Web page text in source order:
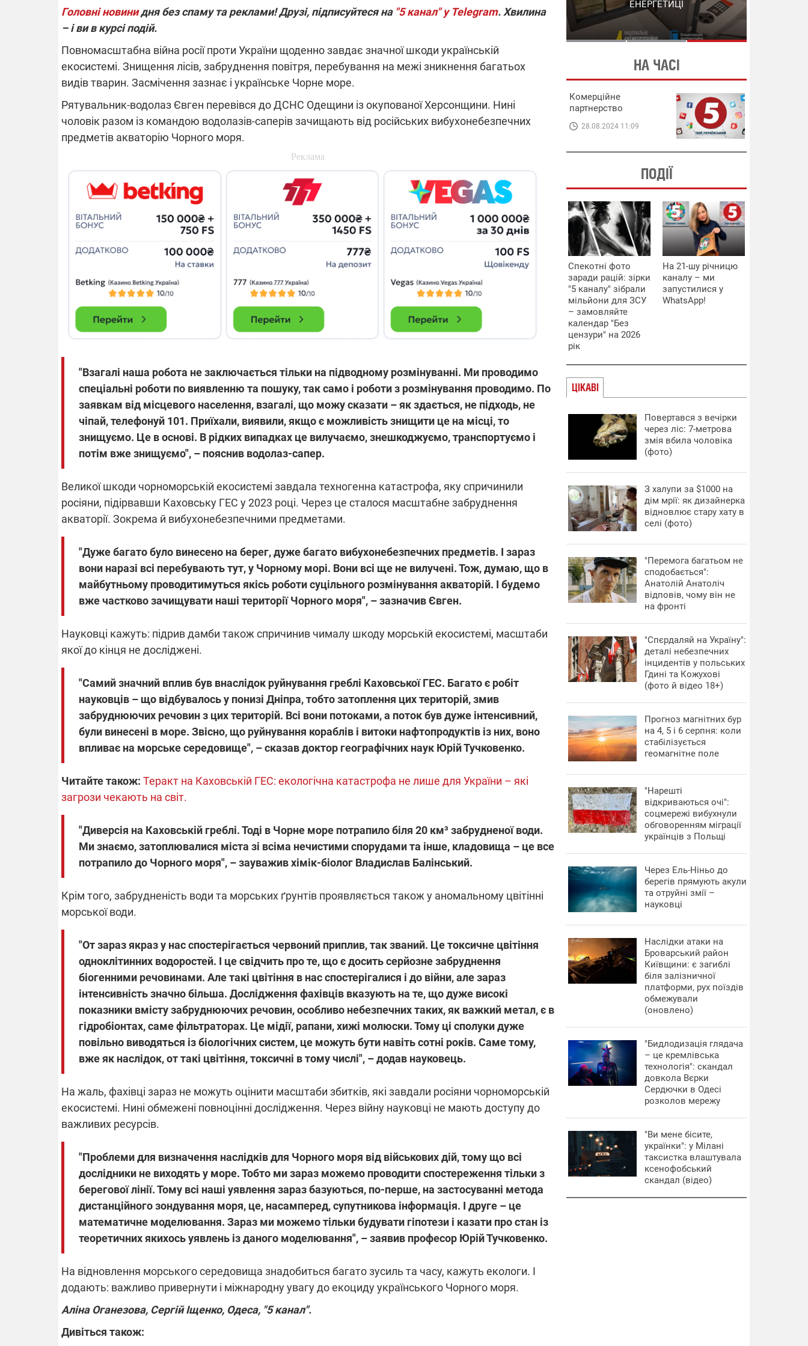
Головні новинидня без спаму та реклами! Друзі, підписуйтеся на "5 канал" у Telegram. Хвилина
– і ви в курсі подій.
Повномасштабна війна росії проти України щоденно завдає значної шкоди українській
екосистемі. Знищення лісів, забруднення повітря, перебування на межі зникнення багатьох
видів тварин. Засмічення зазнає і українське Чорне море.
Рятувальник-водолаз Євген перевівся до ДСНС Одещини із окупованої Херсонщини. Нині
чоловік разом із командою водолазів-саперів зачищають від російських вибухонебезпечних
предметів акваторію Чорного моря.
"Взагалі наша робота не заключається тільки на підводному розмінуванні. Ми проводимо
спеціальні роботи по виявленню та пошуку, так само і роботи з розмінування проводимо. По
заявкам від місцевого населення, взагалі, що можу сказати – як здається, не підходь, не
чіпай, телефонуй 101. Приїхали, виявили, якщо є можливість знищити це на місці, то
знищуємо. Це в основі. В рідких випадках це вилучаємо, знешкоджуємо, транспортуємо і
потім вже знищуємо", – пояснив водолаз-сапер.
Великої шкоди чорноморській екосистемі завдала техногенна катастрофа, яку спричинили
росіяни, підірвавши Каховську ГЕС у 2023 році. Через це сталося масштабне забруднення
акваторії. Зокрема й вибухонебезпечними предметами.
"Дуже багато було винесено на берег, дуже багато вибухонебезпечних предметів. І зараз
вони наразі всі перебувають тут, у Чорному морі. Вони всі ще не вилучені. Тож, думаю, що в
майбутньому проводитимуться якісь роботи суцільного розмінування акваторій. І будемо
вже частково зачищувати наші території Чорного моря", – зазначив Євген.
Науковці кажуть: підрив дамби також спричинив чималу шкоду морській екосистемі, масштаби
якої до кінця не досліджені.
"Самий значний вплив був внаслідок руйнування греблі Каховської ГЕС. Багато є робіт
науковців – що відбувалось у понизі Дніпра, тобто затоплення цих територій, змив
забруднюючих речовин з цих територій. Всі вони потоками, а поток був дуже інтенсивний,
були винесені в море. Звісно, що руйнування кораблів і витоки нафтопродуктів із них, воно
впливає на морське середовище", – сказав доктор географічних наук Юрій Тучковенко.
Читайте також: Теракт на Каховській ГЕС: екологічна катастрофа не лише для України – які
загрози чекають на світ.
"Диверсія на Каховській греблі. Тоді в Чорне море потрапило біля 20 км³ забрудненої води.
Ми знаємо, затоплювалися міста зі всіма нечистими спорудами та інше, кладовища – це все
потрапило до Чорного моря", – зауважив хімік-біолог Владислав Балінський.
Крім того, забрудненість води та морських ґрунтів проявляється також у аномальному цвітінні
морської води.
"От зараз якраз у нас спостерігається червоний приплив, так званий. Це токсичне цвітіння
одноклітинних водоростей. І це свідчить про те, що є досить серйозне забруднення
біогенними речовинами. Але такі цвітіння в нас спостерігалися і до війни, але зараз
інтенсивність значно більша. Дослідження фахівців вказують на те, що дуже високі
показники вмісту забруднюючих речовин, особливо небезпечних таких, як важкий метал, є в
гідробіонтах, саме фільтраторах. Це мідії, рапани, хижі молюски. Тому ці сполуки дуже
повільно виводяться із біологічних систем, це можуть бути навіть сотні років. Саме тому,
вже як наслідок, от такі цвітіння, токсичні в тому числі", – додав науковець.
На жаль, фахівці зараз не можуть оцінити масштаби збитків, які завдали росіяни чорноморській
екосистемі. Нині обмежені повноцінні дослідження. Через війну науковці не мають доступу до
важливих ресурсів.
"Проблеми для визначення наслідків для Чорного моря від військових дій, тому що всі
дослідники не виходять у море. Тобто ми зараз можемо проводити спостереження тільки з
берегової лінії. Тому всі наші уявлення зараз базуються, по-перше, на застосуванні метода
дистанційного зондування моря, це, насамперед, супутникова інформація. І друге – це
математичне моделювання. Зараз ми можемо тільки будувати гіпотези і казати про стан із
теоретичних якихось уявлень із даного моделювання", – заявив професор Юрій Тучковенко.
На відновлення морського середовища знадобиться багато зусиль та часу, кажуть екологи. І
додають: важливо привернути і міжнародну увагу до екоциду українського Чорного моря.
Аліна Оганезова, Сергій Іщенко, Одеса, "5 канал".
Дивіться також:
СХЕМИ В ЕНЕРГЕТИЦІ
ЕНЕРГЕТИЦІ
НА ЧАСІ
Комерційне
партнерство
28.08.2024 11:09
ПОДІЇ
Спекотні фото
заради рацій: зірки
"5 каналу" зібрали
мільйони для ЗСУ
– замовляйте
календар "Без
цензури" на 2026
рік
На 21-шу річницю
каналу – ми
запустилися у
WhatsApp!
ЦІКАВІ
Повертався з вечірки
через ліс: 7-метрова
змія вбила чоловіка
(фото)
З халупи за $1000 на
дім мрії: як дизайнерка
відновлює стару хату в
селі (фото)
"Перемога багатьом не
сподобається":
Анатолій Анатоліч
відповів, чому він не
на фронті
"Спєрдаляй на Україну":
деталі небезпечних
інцидентів у польських
Гдині та Кожухові
(фото й відео 18+)
Прогноз магнітних бур
на 4, 5 і 6 серпня: коли
стабілізується
геомагнітне поле
"Нарешті
відкриваються очі":
соцмережі вибухнули
обговоренням міграції
українців з Польщі
Через Ель-Ніньо до
берегів прямують акули
та отруйні змії –
науковці
Наслідки атаки на
Броварський район
Київщини: є загиблі
біля залізничної
платформи, рух поїздів
обмежували
(оновлено)
"Бидлодизація глядача
– це кремлівська
технологія": скандал
довкола Вєрки
Сердючки в Одесі
розколов мережу
"Ви мене бісите,
українки": у Мілані
таксистка влаштувала
ксенофобський
скандал (відео)